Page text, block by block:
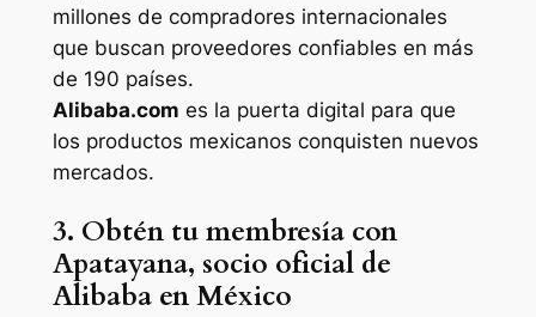
millones de compradores internacionales
que buscan proveedores confiables en más
de 190 países.
Alibaba.com es la puerta digital para que
los productos mexicanos conquisten nuevos
mercados.
3. Obtén tu membresía con
Apatayana, socio oficial de
Alibaba en México